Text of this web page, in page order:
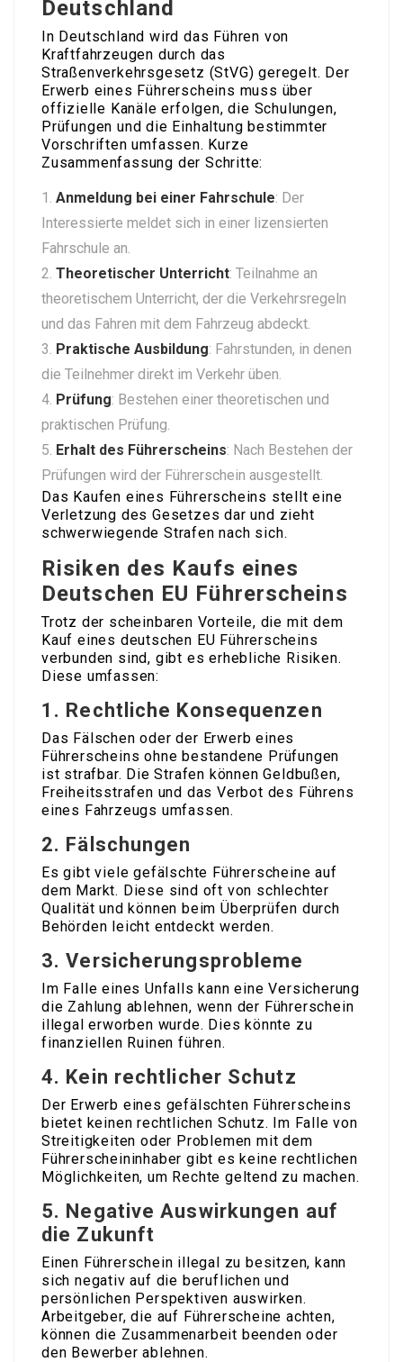
Deutschland
In Deutschland wird das Führen von
Kraftfahrzeugen durch das
Straßenverkehrsgesetz (StVG) geregelt. Der
Erwerb eines Führerscheins muss über
offizielle Kanäle erfolgen, die Schulungen,
Prüfungen und die Einhaltung bestimmter
Vorschriften umfassen. Kurze
Zusammenfassung der Schritte:
Anmeldung bei einer Fahrschule: Der
Interessierte meldet sich in einer lizensierten
Fahrschule an.
Theoretischer Unterricht: Teilnahme an
theoretischem Unterricht, der die Verkehrsregeln
und das Fahren mit dem Fahrzeug abdeckt.
Praktische Ausbildung: Fahrstunden, in denen
die Teilnehmer direkt im Verkehr üben.
Prüfung: Bestehen einer theoretischen und
praktischen Prüfung.
Erhalt des Führerscheins: Nach Bestehen der
Prüfungen wird der Führerschein ausgestellt.
Das Kaufen eines Führerscheins stellt eine
Verletzung des Gesetzes dar und zieht
schwerwiegende Strafen nach sich.
Risiken des Kaufs eines
Deutschen EU Führerscheins
Trotz der scheinbaren Vorteile, die mit dem
Kauf eines deutschen EU Führerscheins
verbunden sind, gibt es erhebliche Risiken.
Diese umfassen:
1. Rechtliche Konsequenzen
Das Fälschen oder der Erwerb eines
Führerscheins ohne bestandene Prüfungen
ist strafbar. Die Strafen können Geldbußen,
Freiheitsstrafen und das Verbot des Führens
eines Fahrzeugs umfassen.
2. Fälschungen
Es gibt viele gefälschte Führerscheine auf
dem Markt. Diese sind oft von schlechter
Qualität und können beim Überprüfen durch
Behörden leicht entdeckt werden.
3.Versicherungsprobleme
Im Falle eines Unfalls kann eine Versicherung
die Zahlung ablehnen, wenn der Führerschein
illegal erworben wurde. Dies könnte zu
finanziellen Ruinen führen.
4. Kein rechtlicher Schutz
Der Erwerb eines gefälschten Führerscheins
bietet keinen rechtlichen Schutz. Im Falle von
Streitigkeiten oder Problemen mit dem
Führerscheininhaber gibt es keine rechtlichen
Möglichkeiten, um Rechte geltend zu machen.
5. Negative Auswirkungen auf
die Zukunft
Einen Führerschein illegal zu besitzen, kann
sich negativ auf die beruflichen und
persönlichen Perspektiven auswirken.
Arbeitgeber, die auf Führerscheine achten,
können die Zusammenarbeit beenden oder
den Bewerber ablehnen.